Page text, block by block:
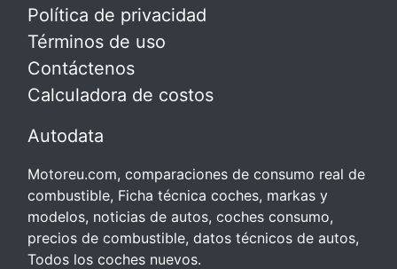
Política de privacidad
Términos de uso
Contáctenos
Calculadora de costos
Autodata
Motoreu.com, comparaciones de consumo real de
combustible, Ficha técnica coches, markas y
modelos, noticias de autos, coches consumo,
precios de combustible, datos técnicos de autos,
Todos los coches nuevos.